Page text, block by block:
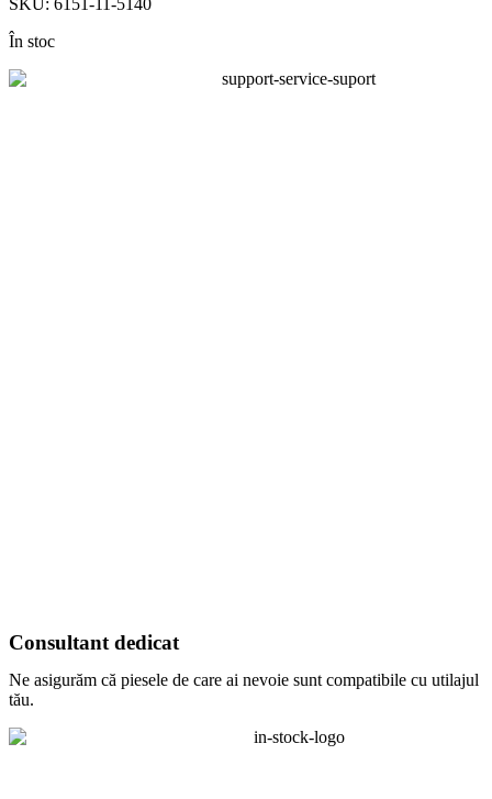
SKU: 6151-11-5140
În stoc
Consultant dedicat
Ne asigurăm că piesele de care ai nevoie sunt compatibile cu utilajul
tău.